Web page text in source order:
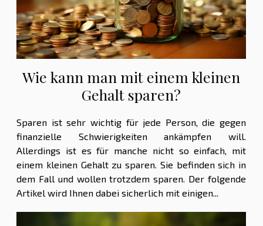
Wie kann man mit einem kleinen
Gehalt sparen?
Sparen ist sehr wichtig für jede Person, die gegen
finanzielle Schwierigkeiten ankämpfen will.
Allerdings ist es für manche nicht so einfach, mit
einem kleinen Gehalt zu sparen. Sie befinden sich in
dem Fall und wollen trotzdem sparen. Der folgende
Artikel wird Ihnen dabei sicherlich mit einigen...